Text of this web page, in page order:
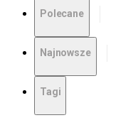
Polecane
Najnowsze
Tagi